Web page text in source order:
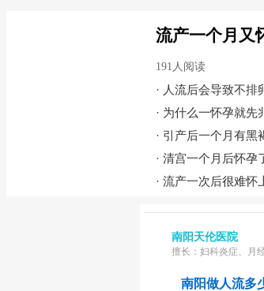
流产一个月又
191人阅读
· 人流后会导致不排
· 为什么一怀孕就先
· 引产后一个月有黑
· 清宫一个月后怀孕
· 流产一次后很难怀
南阳天伦医院
擅长：妇科炎症、月
南阳做人流多